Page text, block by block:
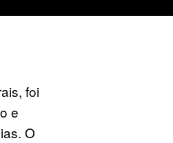
foi
e
O